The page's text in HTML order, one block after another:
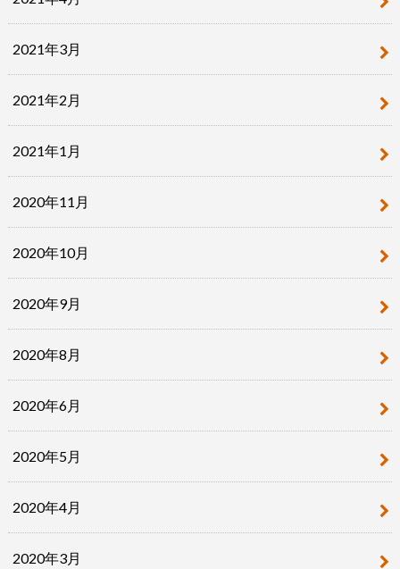
2021年3月
2021年2月
2021年1月
2020年11月
2020年10月
2020年9月
2020年8月
2020年6月
2020年5月
2020年4月
2020年3月